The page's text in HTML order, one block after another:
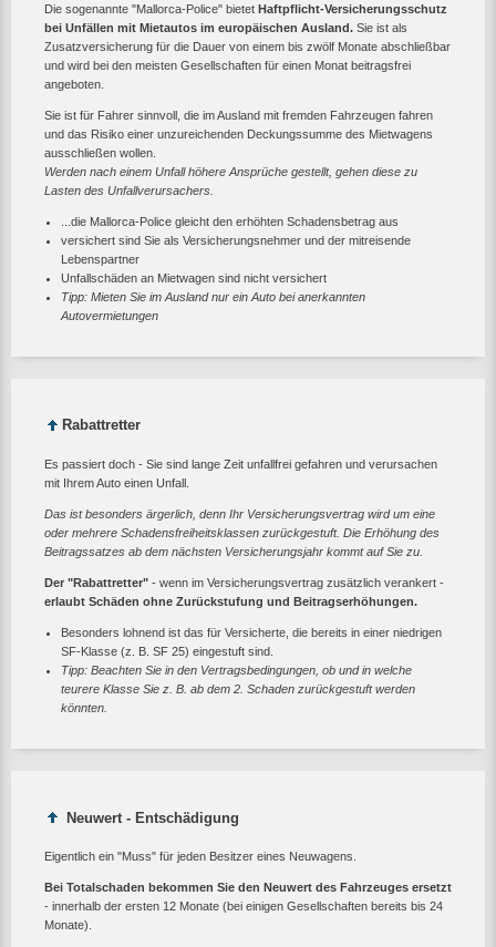
Die sogenannte "Mallorca-Police" bietet Haftpflicht-Versicherungsschutz
bei Unfällen mit Mietautos im europäischen Ausland. Sie ist als
Zusatzversicherung für die Dauer von einem bis zwölf Monate abschließbar
und wird bei den meisten Gesellschaften für einen Monat beitragsfrei
angeboten.
Sie ist für Fahrer sinnvoll, die im Ausland mit fremden Fahrzeugen fahren
und das Risiko einer unzureichenden Deckungssumme des Mietwagens
ausschließen wollen.
Werden nach einem Unfall höhere Ansprüche gestellt, gehen diese zu
Lasten des Unfallverursachers.
...die Mallorca-Police gleicht den erhöhten Schadensbetrag aus
versichert sind Sie als Versicherungsnehmer und der mitreisende
Lebenspartner
Unfallschäden an Mietwagen sind nicht versichert
Tipp: Mieten Sie im Ausland nur ein Auto bei anerkannten
Autovermietungen
Rabattretter
Es passiert doch - Sie sind lange Zeit unfallfrei gefahren und verursachen
mit Ihrem Auto einen Unfall.
Das ist besonders ärgerlich, denn Ihr Versicherungsvertrag wird um eine
oder mehrere Schadensfreiheitsklassen zurückgestuft. Die Erhöhung des
Beitragssatzes ab dem nächsten Versicherungsjahr kommt auf Sie zu.
Der "Rabattretter" - wenn im Versicherungsvertrag zusätzlich verankert -
erlaubt Schäden ohne Zurückstufung und Beitragserhöhungen.
Besonders lohnend ist das für Versicherte, die bereits in einer niedrigen
SF-Klasse (z. B. SF 25) eingestuft sind.
Tipp: Beachten Sie in den Vertragsbedingungen, ob und in welche
teurere Klasse Sie z. B. ab dem 2. Schaden zurückgestuft werden
könnten.
Neuwert - Entschädigung
Eigentlich ein "Muss" für jeden Besitzer eines Neuwagens.
Bei Totalschaden bekommen Sie den Neuwert des Fahrzeuges ersetzt
- innerhalb der ersten 12 Monate (bei einigen Gesellschaften bereits bis 24
Monate).